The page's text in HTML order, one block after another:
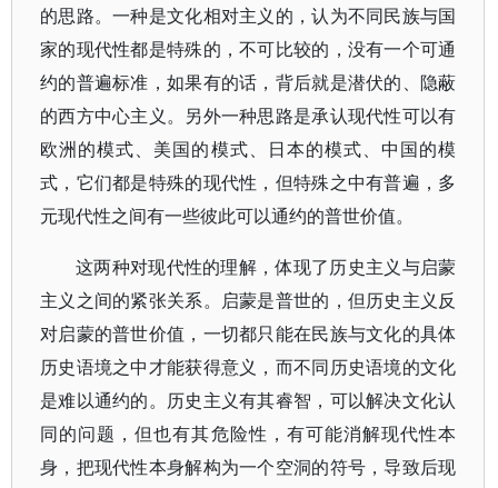
的思路。一种是文化相对主义的，认为不同民族与国
家的现代性都是特殊的，不可比较的，没有一个可通
约的普遍标准，如果有的话，背后就是潜伏的、隐蔽
的西方中心主义。另外一种思路是承认现代性可以有
欧洲的模式、美国的模式、日本的模式、中国的模
式，它们都是特殊的现代性，但特殊之中有普遍，多
元现代性之间有一些彼此可以通约的普世价值。
这两种对现代性的理解，体现了历史主义与启蒙
主义之间的紧张关系。启蒙是普世的，但历史主义反
对启蒙的普世价值，一切都只能在民族与文化的具体
历史语境之中才能获得意义，而不同历史语境的文化
是难以通约的。历史主义有其睿智，可以解决文化认
同的问题，但也有其危险性，有可能消解现代性本
身，把现代性本身解构为一个空洞的符号，导致后现